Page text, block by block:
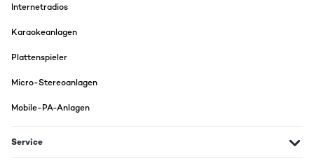
Internetradios
Karaokeanlagen
Plattenspieler
Micro-Stereoanlagen
Mobile-PA-Anlagen
Service